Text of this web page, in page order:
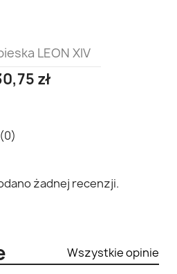
LEON XIV
zł
żadnej recenzji.
Wszystkie opinie